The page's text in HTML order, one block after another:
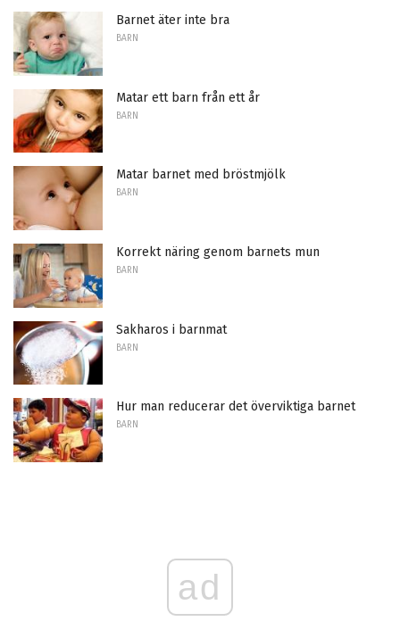
Barnet äter inte bra
BARN
Matar ett barn från ett år
BARN
Matar barnet med bröstmjölk
BARN
Korrekt näring genom barnets mun
BARN
Sakharos i barnmat
BARN
Hur man reducerar det överviktiga barnet
BARN
ad